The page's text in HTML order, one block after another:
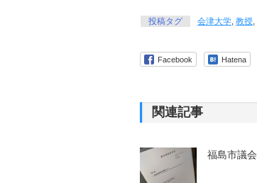
投稿タグ 会津大学, 教授,
Facebook Hatena
関連記事
福島市議